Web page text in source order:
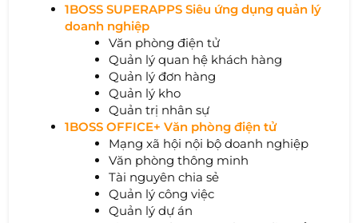
1BOSS SUPERAPPS Siêu ứng dụng quản lý
doanh nghiệp
Văn phòng điện tử
Quản lý quan hệ khách hàng
Quản lý đơn hàng
Quản lý kho
Quản trị nhân sự
1BOSS OFFICE+ Văn phòng điện tử
Mạng xã hội nội bộ doanh nghiệp
Văn phòng thông minh
Tài nguyên chia sẻ
Quản lý công việc
Quản lý dự án